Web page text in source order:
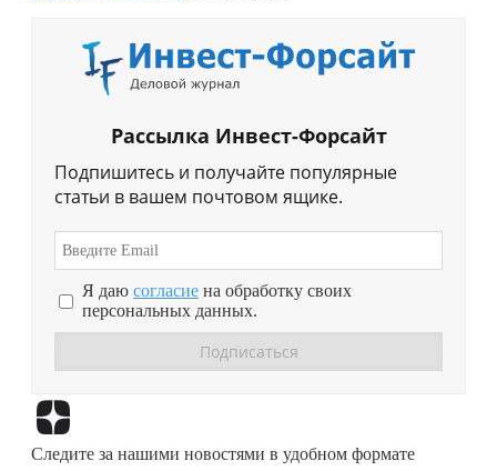
Рассылка Инвест-Форсайт
Подпишитесь и получайте популярные
статьи в вашем почтовом ящике.
Я даю согласие на обработку своих
персональных данных.
Следите за нашими новостями в удобном формате